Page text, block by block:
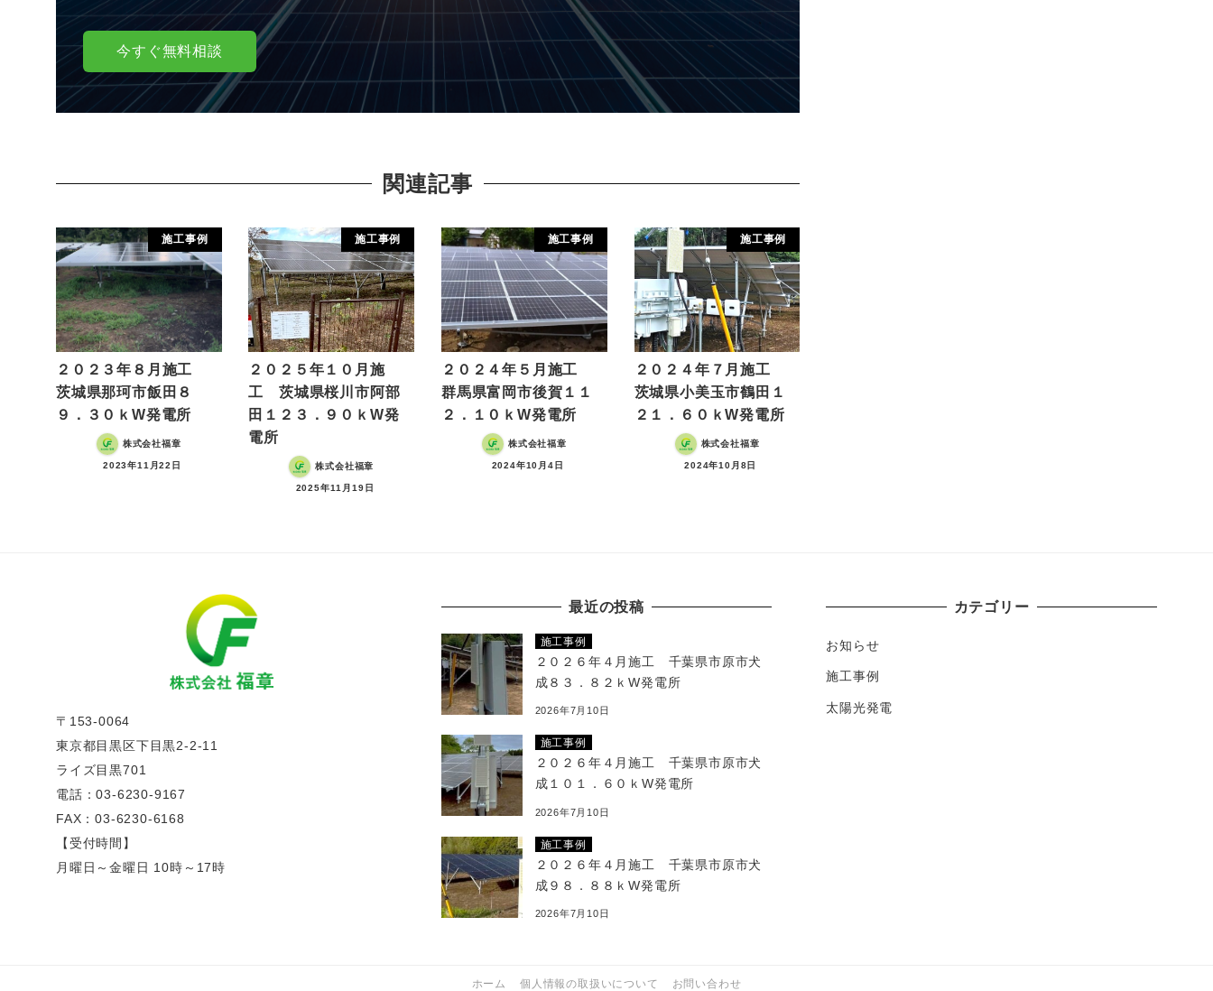
今すぐ無料相談
関連記事
施工事例
２０２３年８月施工
茨城県那珂市飯田８
９．３０ｋW発電所
株式会社福章
2023年11月22日
施工事例
２０２５年１０月施
工 茨城県桜川市阿部
田１２３．９０ｋW発
電所
株式会社福章
2025年11月19日
施工事例
２０２４年５月施工
群馬県富岡市後賀１１
２．１０ｋW発電所
株式会社福章
2024年10月4日
施工事例
２０２４年７月施工
茨城県小美玉市鶴田１
２１．６０ｋW発電所
株式会社福章
2024年10月8日
〒153-0064
東京都目黒区下目黒2-2-11
ライズ目黒701
電話：03-6230-9167
FAX：03-6230-6168
【受付時間】
月曜日～金曜日 10時～17時
最近の投稿
施工事例
２０２６年４月施工 千葉県市原市犬
成８３．８２ｋW発電所
2026年7月10日
施工事例
２０２６年４月施工 千葉県市原市犬
成１０１．６０ｋW発電所
2026年7月10日
施工事例
２０２６年４月施工 千葉県市原市犬
成９８．８８ｋW発電所
2026年7月10日
カテゴリー
お知らせ
施工事例
太陽光発電
ホーム 個人情報の取扱いについて お問い合わせ